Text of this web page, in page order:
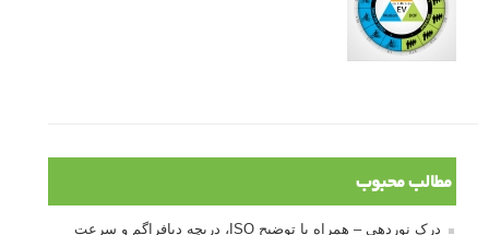
مطالب محبوب
درک نوردهی – همراه با توضیح ISO، دریچه دیافراگم و سرعت